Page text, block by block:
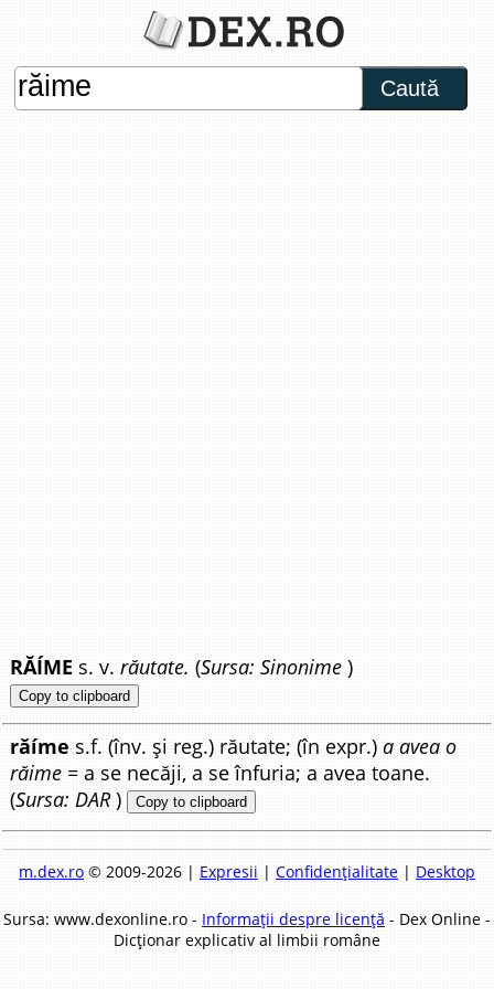
Caută
RĂÍME s. v.răutate. (Sursa: Sinonime )
Copy to clipboard
răíme s.f. (înv. și reg.) răutate; (în expr.)a avea o
răime = a se necăji, a se înfuria; a avea toane.
(Sursa: DAR) Copy to clipboard
m.dex.ro© 2009-2026 | Expresii | Confidențialitate| Desktop
Sursa: www.dexonline.ro - Informații despre licență - Dex Online -
Dicționar explicativ al limbii române